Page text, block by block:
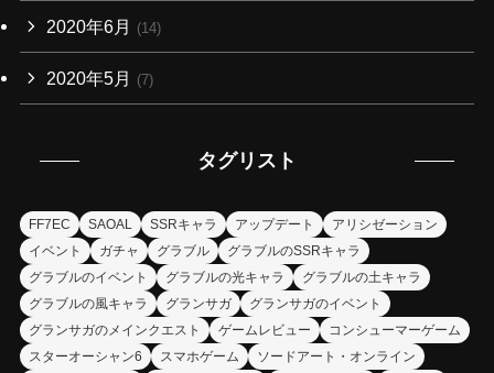
2020年6月 (14)
2020年5月 (7)
タグリスト
FF7EC SAOAL SSRキャラ アップデート
アリシゼーション
イベント
ガチャ グラブル
グラブルのSSRキャラ
グラブルのイベント
グラブルの光キャラ
グラブルの土キャラ
グラブルの風キャラ
グランサガ
グランサガのイベント
グランサガのメインクエスト
ゲームレビュー
コンシューマーゲーム
スターオーシャン6
スマホゲーム
ソードアート・オンライン